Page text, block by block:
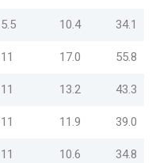
5.5 10.4 34.1
11 17.0 55.8
11 13.2 43.3
11 11.9 39.0
11 10.6 34.8